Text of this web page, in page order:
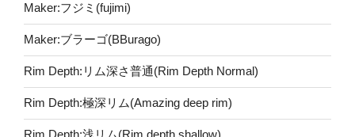
Maker:フジミ(fujimi)
Maker:ブラーゴ(BBurago)
Rim Depth:リム深さ普通(Rim Depth Normal)
Rim Depth:極深リム(Amazing deep rim)
Rim Depth:浅リム(Rim depth shallow)